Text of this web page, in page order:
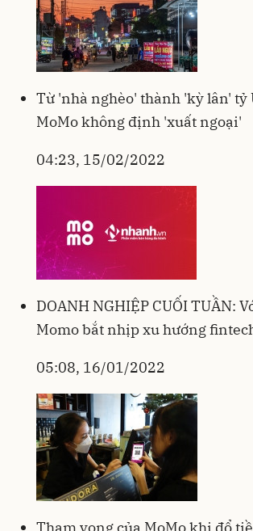
Từ 'nhà nghèo' thành 'kỳ lân' tỷ
MoMo không định 'xuất ngoại'
04:23, 15/02/2022
DOANH NGHIỆP CUỐI TUẦN:
Momo bắt nhịp xu hướng
05:08, 16/01/2022